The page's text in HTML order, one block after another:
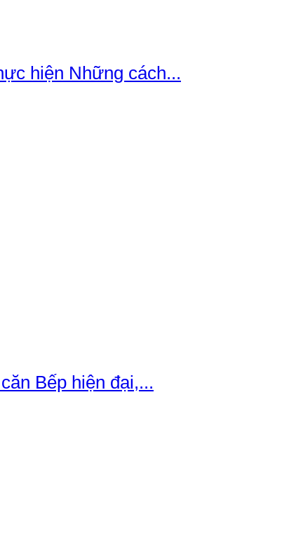
hiện Những cách...
Bếp hiện đại,...